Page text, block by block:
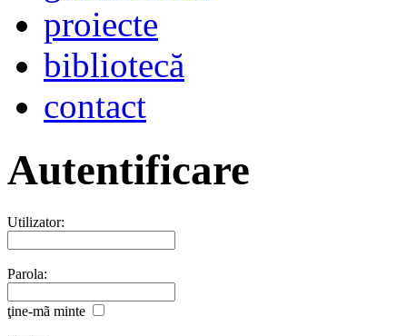
proiecte
bibliotecă
contact
Autentificare
Utilizator:
Parola:
ţine-mã minte